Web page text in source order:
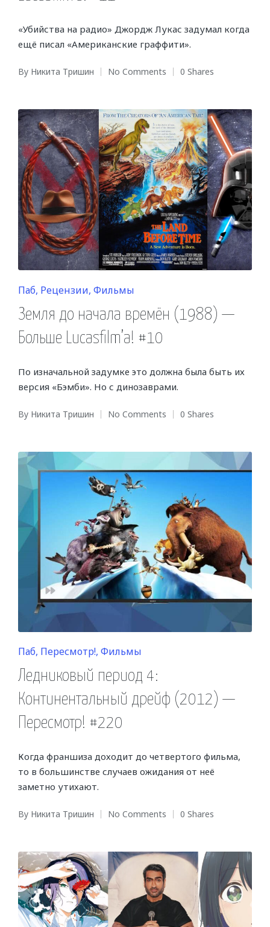
«Убийства на радио» Джордж Лукас задумал когда
ещё писал «Американские граффити».
Posted
By Никита Тришин No Comments 0 Shares
Posted
in
Паб Рецензии Фильмы
Земля до начала времён (1988) —
Больше Lucasfilm’a! #10
По изначальной задумке это должна была быть их
версия «Бэмби». Но с динозаврами.
Posted
By Никита Тришин No Comments 0 Shares
Posted
in
Паб Пересмотр! Фильмы
Ледниковый период 4:
Континентальный дрейф (2012) —
Пересмотр! #220
Когда франшиза доходит до четвертого фильма,
то в большинстве случаев ожидания от неё
заметно утихают.
Posted
By Никита Тришин No Comments 0 Shares